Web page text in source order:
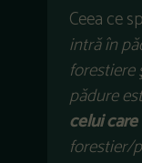
Ceea ce
intră în
pădure
celui
forestier/